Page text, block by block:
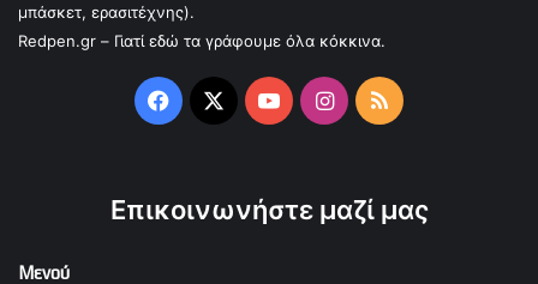
μπάσκετ, ερασιτέχνης).
Redpen.gr – Γιατί εδώ τα γράφουμε όλα κόκκινα.
Facebook
X YouTubeInstagram
RSS
Επικοινωνήστε μαζί μας
Μενού